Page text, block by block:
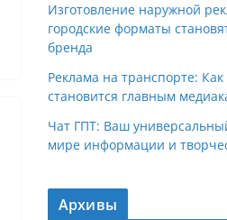
Изготовление наружной
городские форматы
бренда
Реклама на транспорте:
становится главным
Чат ГПТ: Ваш
мире информации и
Архивы